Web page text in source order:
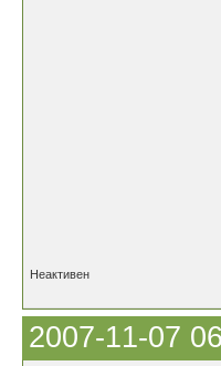
Неактивен
2007-11-07